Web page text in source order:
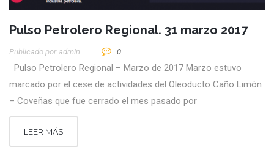
Pulso Petrolero Regional. 31 marzo 2017
Publicado por Admin 0
Pulso Petrolero Regional – Marzo de 2017 Marzo estuvo
marcado por el cese de actividades del Oleoducto Caño Limón
– Coveñas que fue cerrado el mes pasado por
LEER MÁS